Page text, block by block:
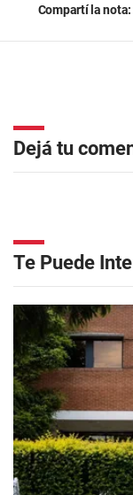
Compartí la nota:
Dejá tu
Te Puede